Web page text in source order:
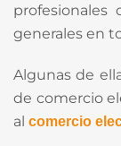
profesionales
generales en
Algunas de
de comercio
al comercio